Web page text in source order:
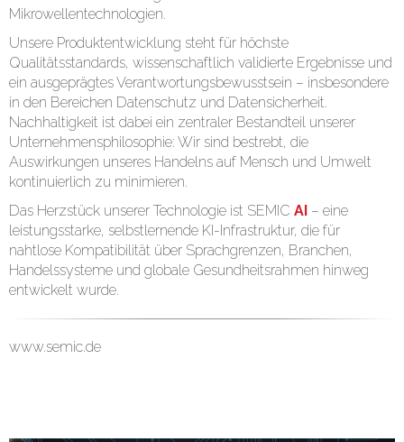
Mikrowellentechnologien.
Unsere Produktentwicklung steht für höchste
Qualitätsstandards, wissenschaftlich validierte Ergebnisse und
ein ausgeprägtes Verantwortungsbewusstsein – insbesondere
in den Bereichen Datenschutz und Datensicherheit.
Nachhaltigkeit ist dabei ein zentraler Bestandteil unserer
Unternehmensphilosophie: Wir sind bestrebt, die
Auswirkungen unseres Handelns auf Mensch und Umwelt
kontinuierlich zu minimieren.
Das Herzstück unserer Technologie ist SEMIC AI – eine
leistungsstarke, selbstlernende KI-Infrastruktur, die für
nahtlose Kompatibilität über Sprachgrenzen, Branchen,
Handelssysteme und globale Gesundheitsrahmen hinweg
entwickelt wurde.
www.semic.de